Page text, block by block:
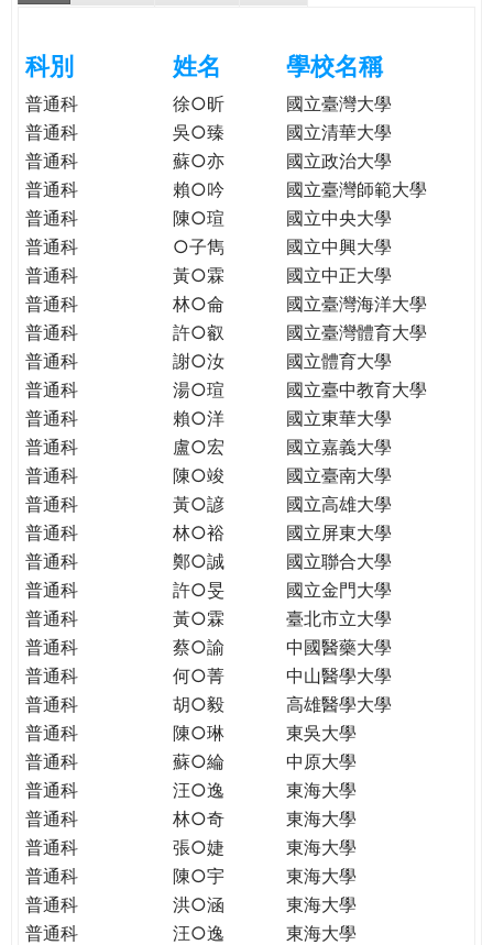
格。
民。
WAGOR
TODAY
THE
WORLD
TOMORROW
PUTTING
YOU
THE
PATH
GLOBAL
CITIZENSHIP
e
r
e
科別 姓名 學校名稱
普通科 徐○昕
國立臺灣大學
普通科
吳○臻
國立清華大學
普通科
蘇○亦
國立政治大學
普通科
賴○吟
國立臺灣師範大學
普通科
陳○瑄
國立中央大學
普通科
○子雋
國立中興大學
普通科
黃○霖
國立中正大學
普通科
林○侖
國立臺灣海洋大學
普通科
許○叡
國立臺灣體育大學
普通科
謝○汝
國立體育大學
普通科
湯○瑄
國立臺中教育大學
普通科
賴○洋
國立東華大學
普通科
盧○宏
國立嘉義大學
普通科
陳○竣
國立臺南大學
普通科
黃○諺
國立高雄大學
普通科
林○裕
國立屏東大學
普通科
鄭○誠
國立聯合大學
普通科
許○旻
國立金門大學
普通科
黃○霖
臺北市立大學
普通科
蔡○諭
中國醫藥大學
普通科
何○菁
中山醫學大學
普通科
胡○毅
高雄醫學大學
普通科
陳○琳
東吳大學
普通科
蘇○綸
中原大學
普通科
汪○逸
東海大學
普通科
林○奇
東海大學
普通科
張○婕
東海大學
普通科
陳○宇
東海大學
普通科
洪○涵
東海大學
普通科
汪○逸
東海大學